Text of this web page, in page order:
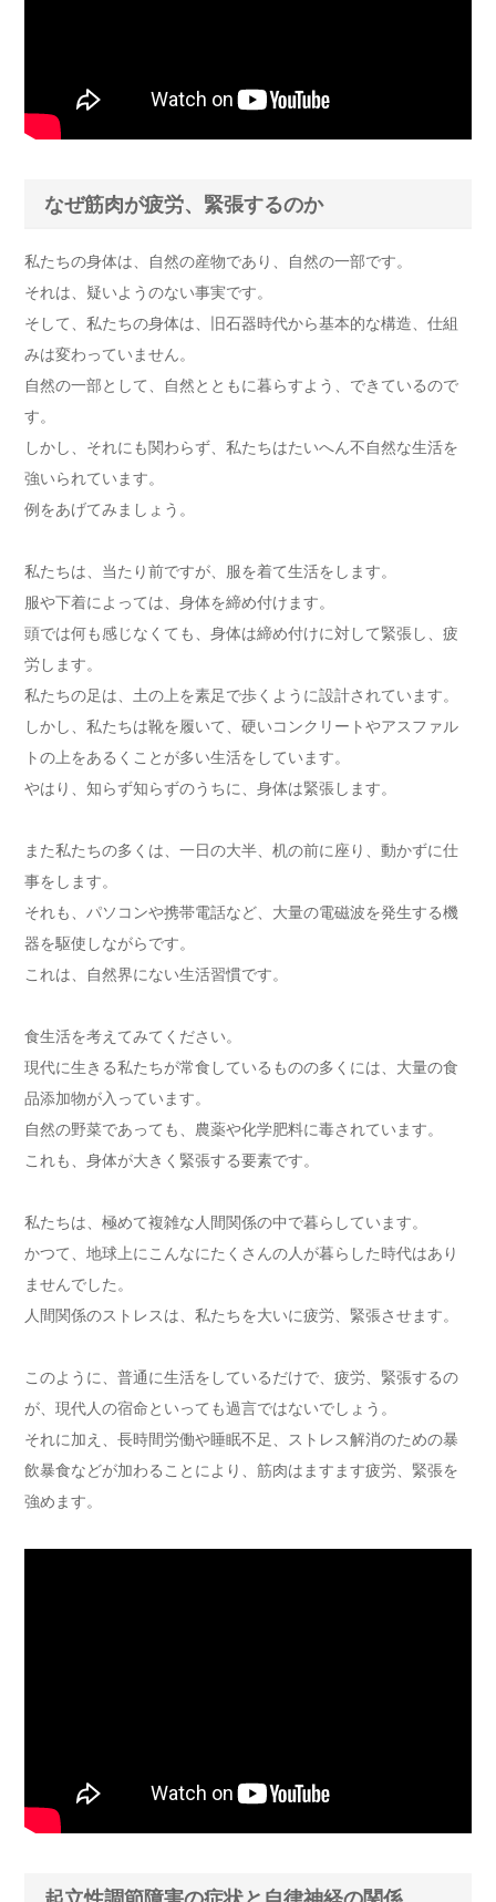
なぜ筋肉が疲労、緊張するのか
私たちの身体は、自然の産物であり、自然の一部です。
それは、疑いようのない事実です。
そして、私たちの身体は、旧石器時代から基本的な構造、仕組
みは変わっていません。
自然の一部として、自然とともに暮らすよう、できているので
す。
しかし、それにも関わらず、私たちはたいへん不自然な生活を
強いられています。
例をあげてみましょう。
私たちは、当たり前ですが、服を着て生活をします。
服や下着によっては、身体を締め付けます。
頭では何も感じなくても、身体は締め付けに対して緊張し、疲
労します。
私たちの足は、土の上を素足で歩くように設計されています。
しかし、私たちは靴を履いて、硬いコンクリートやアスファル
トの上をあるくことが多い生活をしています。
やはり、知らず知らずのうちに、身体は緊張します。
また私たちの多くは、一日の大半、机の前に座り、動かずに仕
事をします。
それも、パソコンや携帯電話など、大量の電磁波を発生する機
器を駆使しながらです。
これは、自然界にない生活習慣です。
食生活を考えてみてください。
現代に生きる私たちが常食しているものの多くには、大量の食
品添加物が入っています。
自然の野菜であっても、農薬や化学肥料に毒されています。
これも、身体が大きく緊張する要素です。
私たちは、極めて複雑な人間関係の中で暮らしています。
かつて、地球上にこんなにたくさんの人が暮らした時代はあり
ませんでした。
人間関係のストレスは、私たちを大いに疲労、緊張させます。
このように、普通に生活をしているだけで、疲労、緊張するの
が、現代人の宿命といっても過言ではないでしょう。
それに加え、長時間労働や睡眠不足、ストレス解消のための暴
飲暴食などが加わることにより、筋肉はますます疲労、緊張を
強めます。